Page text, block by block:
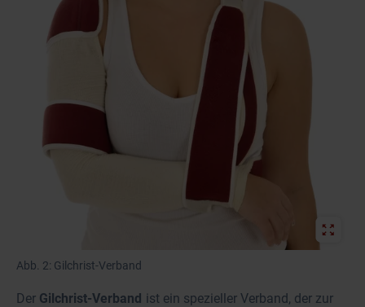
Abb. 2: Gilchrist-Verband
Der Gilchrist-Verband ist ein spezieller Verband, der zur